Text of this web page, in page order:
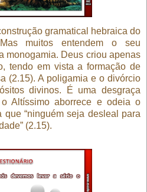
gramatical hebraica do
muitos entendem o seu
monogamia. Deus criou apenas
tendo em vista a formação de
(2.15). A poligamia e o divórcio
divinos. É uma desgraça
Altíssimo aborrece e odeia o
“ninguém seja desleal para
(2.15).